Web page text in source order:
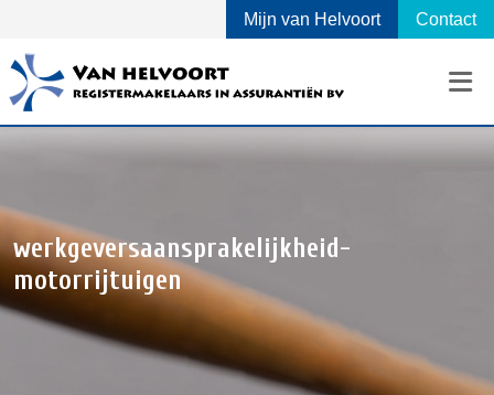
Mijn van Helvoort Contact
werkgeversaansprakelijkheid-
motorrijtuigen